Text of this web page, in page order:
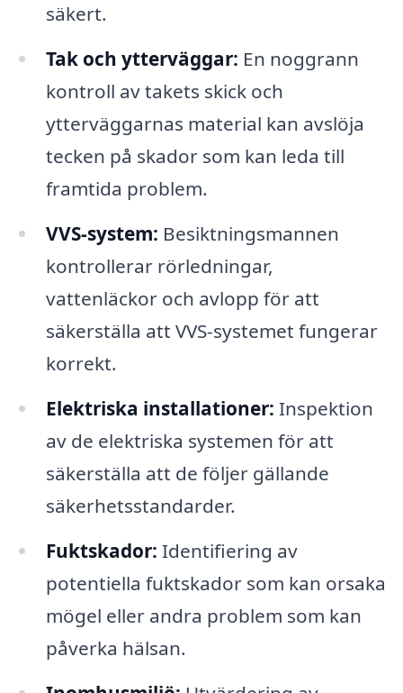
säkert.
Tak och ytterväggar: En noggrann
kontroll av takets skick och
ytterväggarnas material kan avslöja
tecken på skador som kan leda till
framtida problem.
VVS-system: Besiktningsmannen
kontrollerar rörledningar,
vattenläckor och avlopp för att
säkerställa att VVS-systemet fungerar
korrekt.
Elektriska installationer: Inspektion
av de elektriska systemen för att
säkerställa att de följer gällande
säkerhetsstandarder.
Fuktskador: Identifiering av
potentiella fuktskador som kan orsaka
mögel eller andra problem som kan
påverka hälsan.